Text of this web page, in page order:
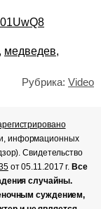
, медведев,
Рубрика: Video
информационных
Свидетельство
от 05.11.2017 г. Все
случайны.
суждением,